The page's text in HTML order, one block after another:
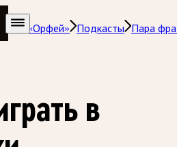
«Орфей»
Подкасты Пара
в